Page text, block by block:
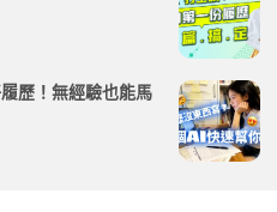
歷！無經驗也能馬